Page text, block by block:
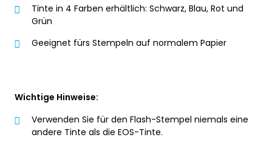
Tinte in 4 Farben erhältlich: Schwarz, Blau, Rot und
Grün
Geeignet fürs Stempeln auf normalem Papier
Wichtige Hinweise:
Verwenden Sie für den Flash-Stempel niemals eine
andere Tinte als die EOS-Tinte.